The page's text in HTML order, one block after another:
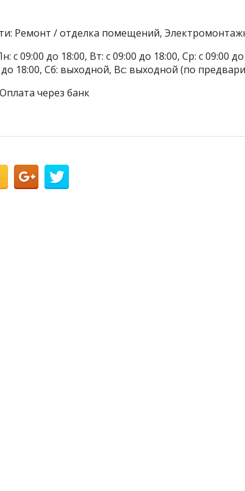
Ремонт / отделка помещений,
с 09:00 до 18:00, Вт: с 09:00 до 18:00, Ср: с 09:00
до 18:00, Сб: выходной, Вс: выходной (по
через банк